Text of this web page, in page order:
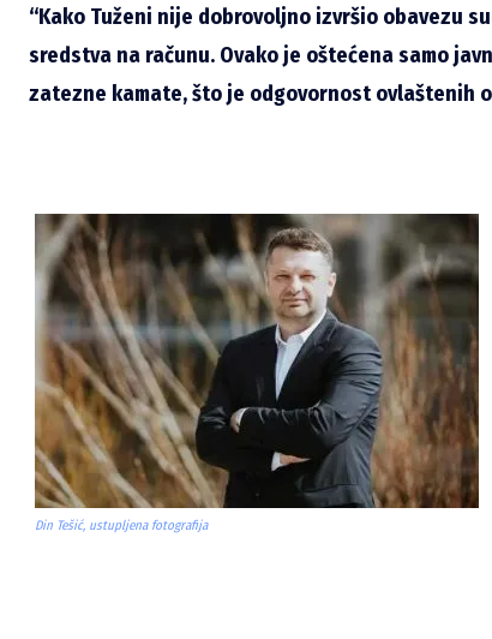
“Kako Tuženi nije dobrovoljno izvršio obavezu
sredstva na računu. Ovako je oštećena samo
zatezne kamate, što je odgovornost ovlaštenih
Din Tešić, ustupljena fotografija